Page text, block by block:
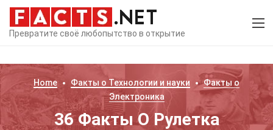
Превратите своё любопытство в открытие
Home Факты о Технологии и науки
Факты о
Электроника
36 Факты О Рулетка